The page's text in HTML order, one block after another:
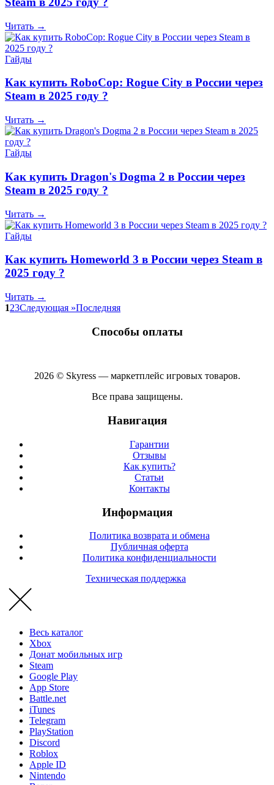
Читать →
Гайды
Как купить RoboCop: Rogue City в России через
Steam в 2025 году ?
Читать →
Гайды
Как купить Dragon's Dogma 2 в России через
Steam в 2025 году ?
Читать →
Гайды
Как купить Homeworld 3 в России через Steam в
2025 году ?
Читать →
123Следующая »Последняя
Способы оплаты
2026 © Skyress — маркетплейс игровых товаров.
Все права защищены.
Навигация
Гарантии
Отзывы
Как купить?
Статьи
Контакты
Информация
Политика возврата и обмена
Публичная оферта
Политика конфиденциальности
Техническая поддержка
Весь каталог
Xbox
Донат мобильных игр
Steam
Google Play
App Store
Battle.net
iTunes
Telegram
PlayStation
Discord
Roblox
Apple ID
Nintendo